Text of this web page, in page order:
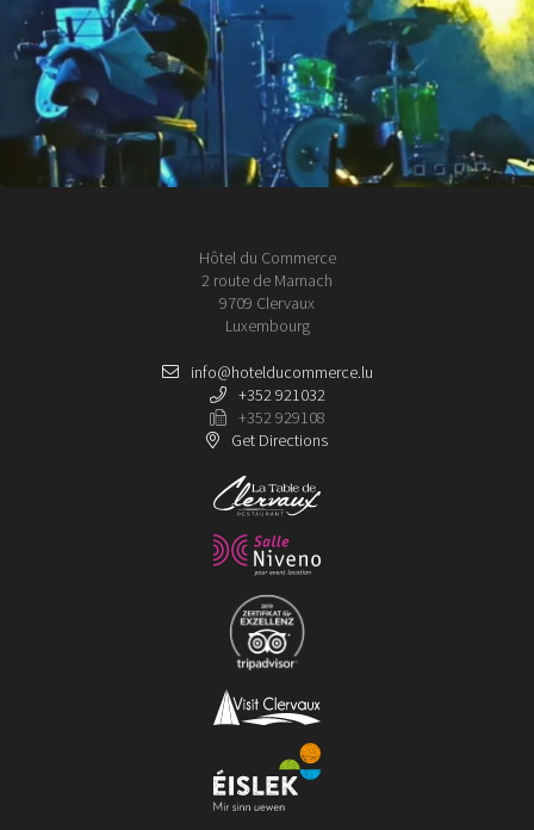
Hôtel du Commerce
2 route de Marnach
9709 Clervaux
Luxembourg
info@hotelducommerce.lu
+352 921032
+352 929108
Get Directions